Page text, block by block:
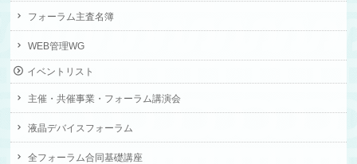
フォーラム主査名簿
WEB管理WG
イベントリスト
主催・共催事業・フォーラム講演会
液晶デバイスフォーラム
全フォーラム合同基礎講座